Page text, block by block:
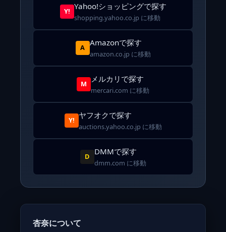
Y!
Yahoo!ショッピングで探す
shopping.yahoo.co.jp に移動
A
Amazonで探す
amazon.co.jp に移動
M
メルカリで探す
mercari.com に移動
Y!
ヤフオクで探す
auctions.yahoo.co.jp に移動
D
DMMで探す
dmm.com に移動
杏奈について